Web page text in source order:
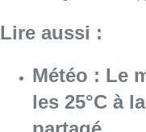
Lire aussi :
Météo : Le
les 25°C à